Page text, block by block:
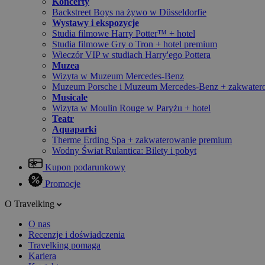
Backstreet Boys na żywo w Düsseldorfie
Wystawy i ekspozycje
Studia filmowe Harry Potter™ + hotel
Studia filmowe Gry o Tron + hotel premium
Wieczór VIP w studiach Harry'ego Pottera
Muzea
Wizyta w Muzeum Mercedes-Benz
Muzeum Porsche i Muzeum Mercedes-Benz +
Musicale
Wizyta w Moulin Rouge w Paryżu + hotel
Teatr
Aquaparki
Therme Erding Spa + zakwaterowanie premium
Wodny Świat Rulantica: Bilety i pobyt
Kupon podarunkowy
Promocje
O Travelking
O nas
Recenzje i doświadczenia
Travelking pomaga
Kariera